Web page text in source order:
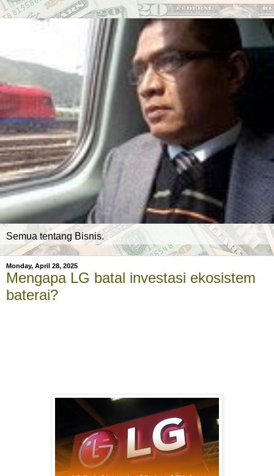
Semua tentang Bisnis.
Monday, April 28, 2025
Mengapa LG batal investasi ekosistem
baterai?